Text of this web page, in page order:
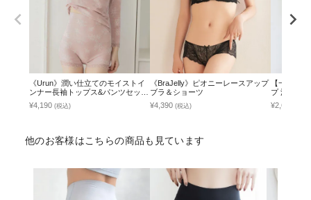
《Urun》潤い仕立てのモイストイ
ンナー長袖トップス&パンツセット
【腹巻ショーツ/レギンス】
¥4,190 (税込)
《BraJelly》ピオニーレースアップ
ブラ＆ショーツ
¥4,390 (税込)
【一部再
プ 深V型/U
べる3タイ
Volume+》
¥2,691
他のお客様はこちらの商品も見ています